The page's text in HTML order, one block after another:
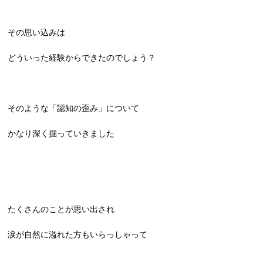
その思い込みは
どういった経験からできたのでしょう？
そのような「認知の歪み」について
かなり深く掘っていきました
たくさんのことが思い出され
涙が自然に溢れた方もいらっしゃって